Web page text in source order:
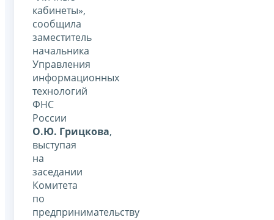
кабинеты»,
сообщила
заместитель
начальника
Управления
информационных
технологий
ФНС
России
О.Ю. Грицкова,
выступая
на
заседании
Комитета
по
предпринимательству